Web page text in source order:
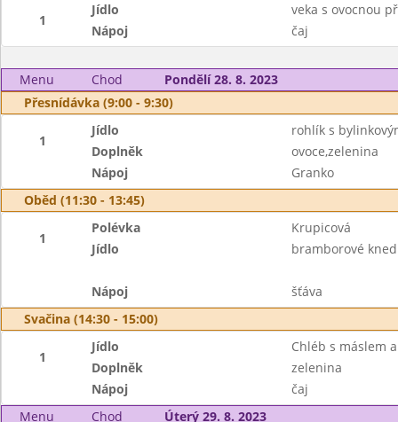
1
Jídlo
veka s ovocnou
Nápoj
čaj
Menu Chod
Pondělí 28. 8. 2023
Přesnídávka (9:00 - 9:30)
1
Jídlo
rohlík s
Doplněk
ovoce,zelenina
Nápoj
Granko
Oběd (11:30 - 13:45)
1
Polévka
Krupicová
Jídlo
bramborové
Nápoj
šťáva
Svačina (14:30 - 15:00)
1
Jídlo
Chléb s máslem
Doplněk
zelenina
Nápoj
čaj
Menu
Chod
Úterý 29. 8. 2023